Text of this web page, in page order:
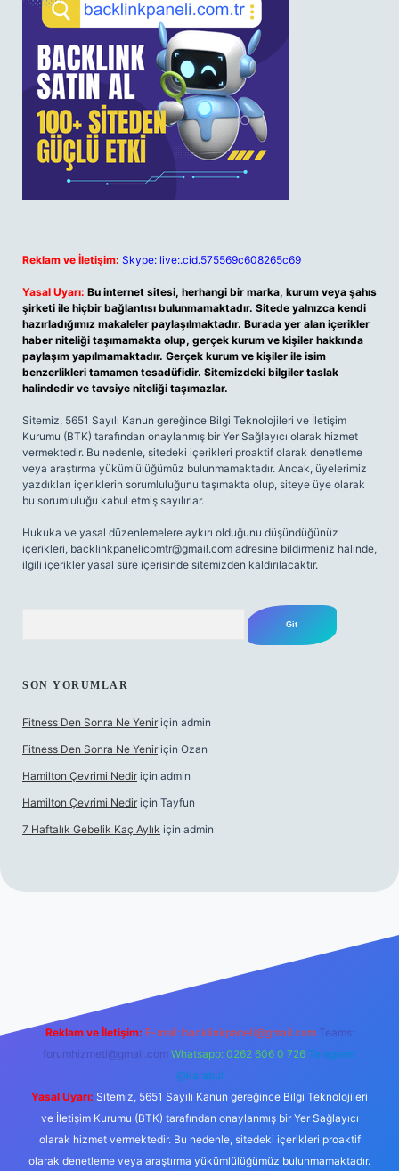
Reklam ve İletişim: Skype: live:.cid.575569c608265c69
Yasal Uyarı: Bu internet sitesi, herhangi bir marka, kurum veya şahıs
şirketi ile hiçbir bağlantısı bulunmamaktadır. Sitede yalnızca kendi
hazırladığımız makaleler paylaşılmaktadır. Burada yer alan içerikler
haber niteliği taşımamakta olup, gerçek kurum ve kişiler hakkında
paylaşım yapılmamaktadır. Gerçek kurum ve kişiler ile isim
benzerlikleri tamamen tesadüfidir. Sitemizdeki bilgiler taslak
halindedir ve tavsiye niteliği taşımazlar.
Sitemiz, 5651 Sayılı Kanun gereğince Bilgi Teknolojileri ve İletişim
Kurumu (BTK) tarafından onaylanmış bir Yer Sağlayıcı olarak hizmet
vermektedir. Bu nedenle, sitedeki içerikleri proaktif olarak denetleme
veya araştırma yükümlülüğümüz bulunmamaktadır. Ancak, üyelerimiz
yazdıkları içeriklerin sorumluluğunu taşımakta olup, siteye üye olarak
bu sorumluluğu kabul etmiş sayılırlar.
Hukuka ve yasal düzenlemelere aykırı olduğunu düşündüğünüz
içerikleri, backlinkpanelicomtr@gmail.com adresine bildirmeniz halinde,
ilgili içerikler yasal süre içerisinde sitemizden kaldırılacaktır.
SON YORUMLAR
Fitness Den Sonra Ne Yenir için admin
Fitness Den Sonra Ne Yenir için Ozan
Hamilton Çevrimi Nedir için admin
Hamilton Çevrimi Nedir için Tayfun
7 Haftalık Gebelik Kaç Aylık için admin
Reklam ve İletişim: E-mail: backlinkpaneli@gmail.com Teams:
forumhizmeti@gmail.com Whatsapp: 0262 606 0 726 Telegram:
@karabul
Yasal Uyarı: Sitemiz, 5651 Sayılı Kanun gereğince Bilgi Teknolojileri
ve İletişim Kurumu (BTK) tarafından onaylanmış bir Yer Sağlayıcı
olarak hizmet vermektedir. Bu nedenle, sitedeki içerikleri proaktif
olarak denetleme veya araştırma yükümlülüğümüz bulunmamaktadır.